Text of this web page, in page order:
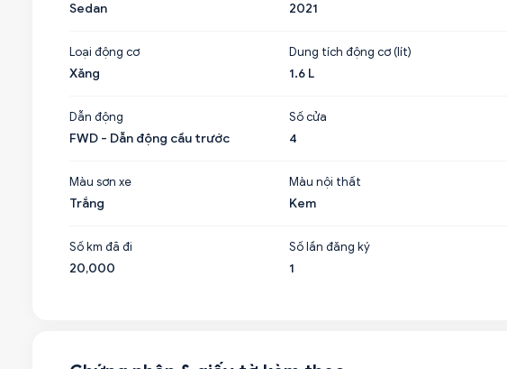
Sedan
2021
Loại động cơ
Xăng
Dung tích động cơ (lít)
1.6 L
Dẫn động
FWD - Dẫn động cầu trước
Số cửa
4
Màu sơn xe
Trắng
Màu nội thất
Kem
Số km đã đi
20,000
Số lần đăng ký
1